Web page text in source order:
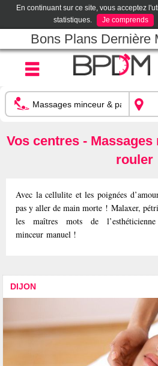
En continuant sur ce site, vous acceptez
statistiques.
Je comprends
Bons Plans Dernière
Vos centres -
rouler
Avec la cellulite et les poignées
pas y aller de main morte ! Malaxer,
les maîtres mots de
minceur manuel !
DIJON